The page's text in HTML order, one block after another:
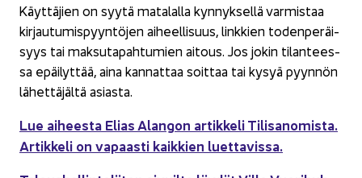
Käyt­tä­jien on syytä ma­ta­lal­la kyn­nyk­sel­lä var­mis­taa
kir­jau­tu­mis­pyyn­tö­jen ai­heel­li­suus, link­kien to­den­pe­räi­
syys tai mak­su­ta­pah­tu­mien ai­tous. Jos jokin ti­lan­tees­
sa epäi­lyt­tää, aina kan­nat­taa soit­taa tai kysyä pyyn­nön
lä­het­tä­jäl­tä asias­ta.
Lue ai­hees­ta Elias Alan­gon ar­tik­ke­li Ti­li­sa­no­mis­ta.
Ar­tik­ke­li on va­paas­ti kaik­kien luet­ta­vis­sa.